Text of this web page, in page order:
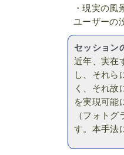
・現実の
ユーザーの
セッション
近年、実在
し、それら
く、それ
を実現可能
（フォト
す。本手法